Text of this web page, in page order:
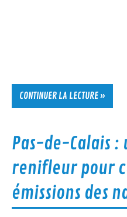
CONTINUER LA LECTURE »
Pas-de-Calais :
renifleur pour
émissions des